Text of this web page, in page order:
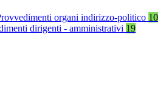
organi indirizzo-politico 10
dirigenti - amministrativi 19